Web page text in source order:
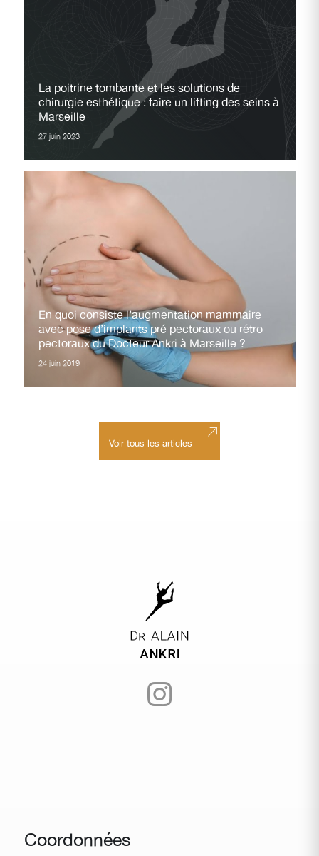
La poitrine tombante et les solutions de
chirurgie esthétique : faire un lifting des seins à
Marseille
27 juin 2023
En quoi consiste l’augmentation mammaire
avec pose d’implants pré pectoraux ou rétro
pectoraux du Docteur Ankri à Marseille ?
24 juin 2019
Voir tous les articles
Coordonnées